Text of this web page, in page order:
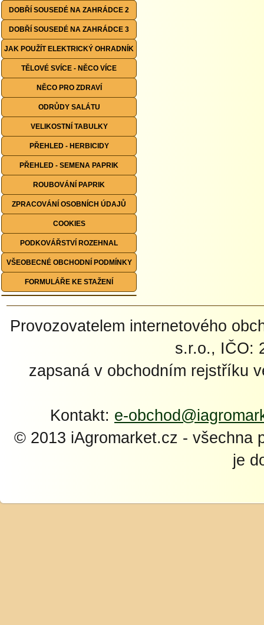
DOBŘÍ SOUSEDÉ NA ZAHRÁDCE 2
DOBŘÍ SOUSEDÉ NA ZAHRÁDCE 3
JAK POUŽÍT ELEKTRICKÝ OHRADNÍK
TĚLOVÉ SVÍCE - NĚCO VÍCE
NĚCO PRO ZDRAVÍ
ODRŮDY SALÁTU
VELIKOSTNÍ TABULKY
PŘEHLED - HERBICIDY
PŘEHLED - SEMENA PAPRIK
ROUBOVÁNÍ PAPRIK
ZPRACOVÁNÍ OSOBNÍCH ÚDAJŮ
COOKIES
PODKOVÁŘSTVÍ ROZEHNAL
VŠEOBECNÉ OBCHODNÍ PODMÍNKY
FORMULÁŘE KE STAŽENÍ
Provozovatelem internetového
s.r.o., IČO:
zapsaná v obchodním rejstříku
Kontakt: e-
© 2013 iAgromarket.cz - všechna
je